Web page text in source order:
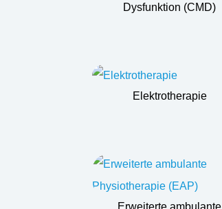
Dysfunktion (CMD)
Elektrotherapie
Erweiterte ambulante